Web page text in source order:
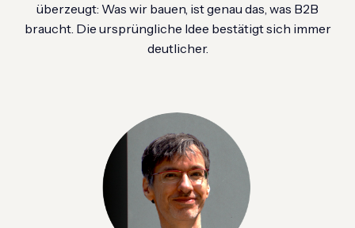
überzeugt: Was wir bauen, ist genau das, was B2B
braucht. Die ursprüngliche Idee bestätigt sich immer
deutlicher.